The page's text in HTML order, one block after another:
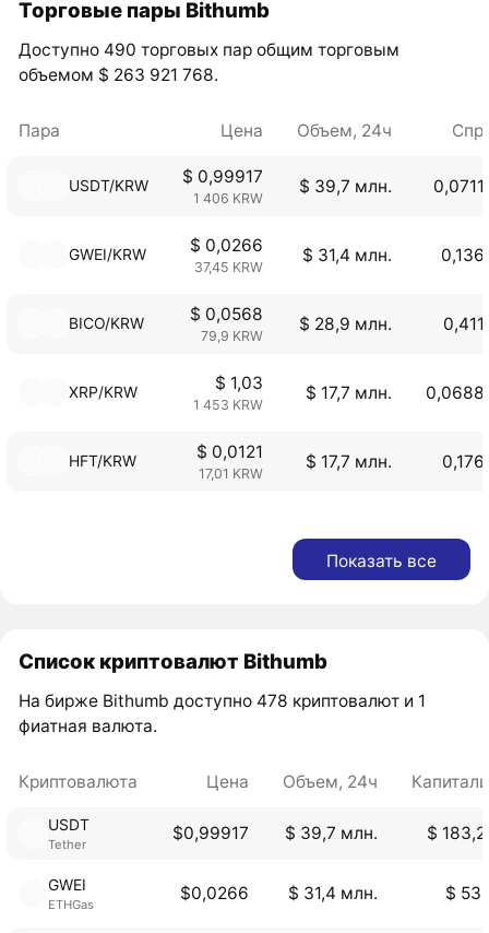
Торговые пары Bithumb
Доступно 490 торговых пар общим торговым
объемом $ 263 921 768.
Пара Цена Объем, 24ч
USDT/KRW $ 0,99917
1 406 KRW
$ 39,7 млн. 0,0711
GWEI/KRW $ 0,0266
37,45 KRW
$ 31,4 млн. 0,136
BICO/KRW $ 0,0568
79,9 KRW
$ 28,9 млн. 0,411
XRP/KRW $ 1,03
1 453 KRW
$ 17,7 млн. 0,0688
HFT/KRW $ 0,0121
17,01 KRW
$ 17,7 млн. 0,176
Показать все
Список криптовалют Bithumb
На бирже Bithumb доступно 478 криптовалют и 1
фиатная валюта.
Криптовалюта Цена Объем, 24ч
USDT
Tether
$0,99917 $ 39,7 млн. $
GWEI
ETHGas
$0,0266 $ 31,4 млн. $